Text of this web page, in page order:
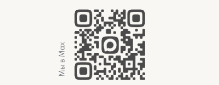
Мы в Max